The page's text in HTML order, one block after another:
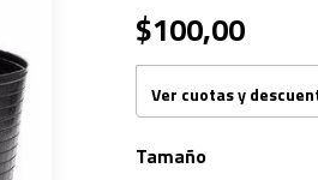
$100,00
Ver cuotas y
Tamaño